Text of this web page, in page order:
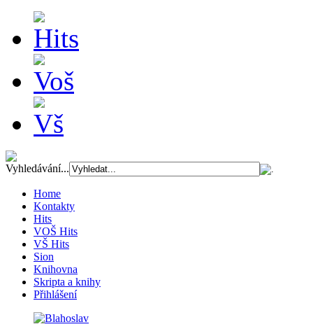
Vyhledávání...
Home
Kontakty
Hits
VOŠ Hits
VŠ Hits
Sion
Knihovna
Skripta a knihy
Přihlášení